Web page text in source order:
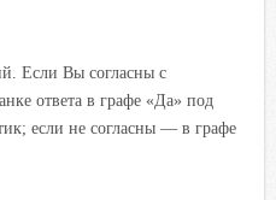
Если Вы согласны с
ответа в графе «Да» под
если не согласны — в графе